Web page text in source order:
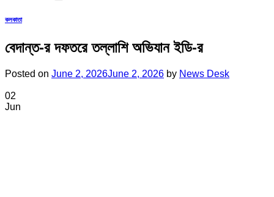
কলকাতা
বেদান্ত-র দফতরে তল্লাশি অভিযান ইডি-র
Posted on June 2, 2026June 2, 2026 by News Desk
02
Jun